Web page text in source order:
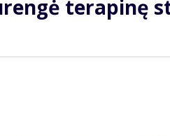
terapinę